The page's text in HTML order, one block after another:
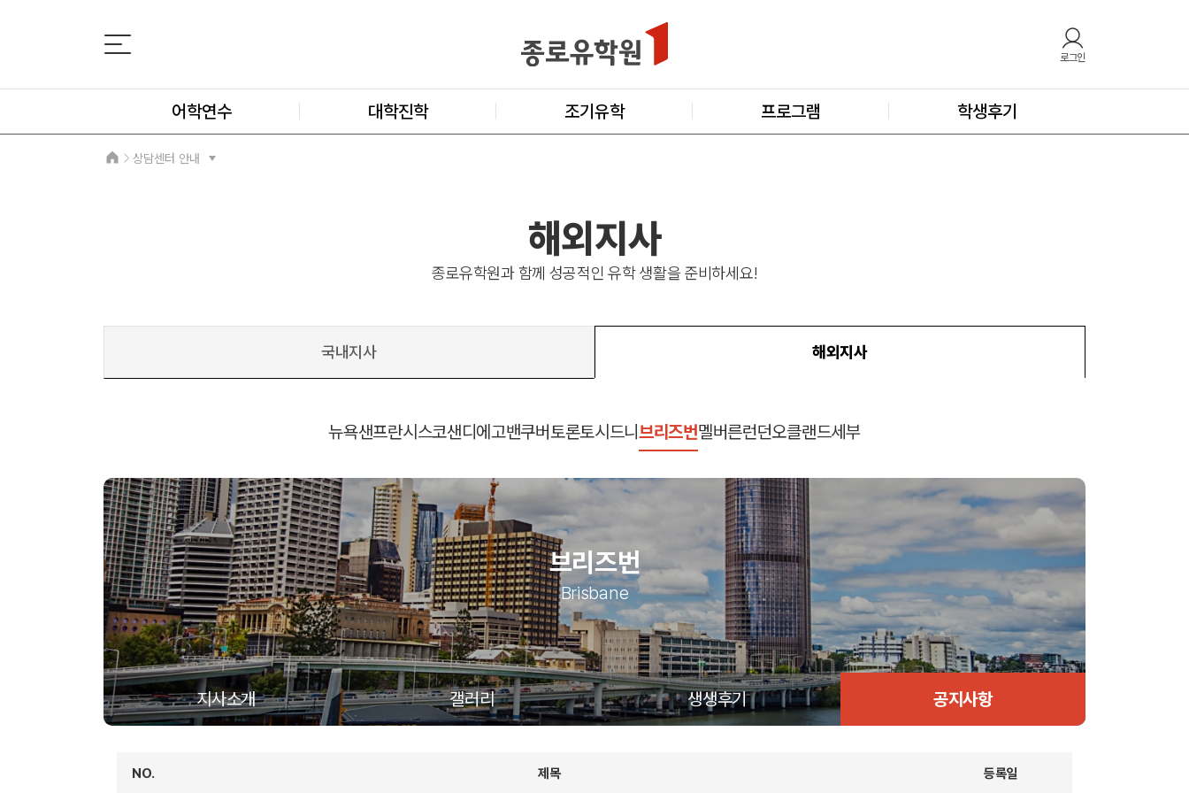
로그인
어학연수 대학진학 조기유학 프로그램 학생후기
상담센터 안내
해외지사
종로유학원과 함께 성공적인 유학 생활을 준비하세요!
국내지사 해외지사
뉴욕샌프란시스코샌디에고밴쿠버토론토시드니브리즈번멜버른런던오클랜드세부
브리즈번
Brisbane
지사소개 갤러리 생생후기 공지사항
NO. 제목 등록일